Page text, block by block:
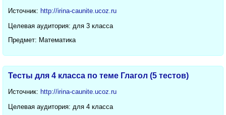
Источник: http://irina-caunite.ucoz.ru
Целевая аудитория: для 3 класса
Предмет: Математика
Тесты для 4 класса по теме Глагол (5 тестов)
Источник: http://irina-caunite.ucoz.ru
Целевая аудитория: для 4 класса